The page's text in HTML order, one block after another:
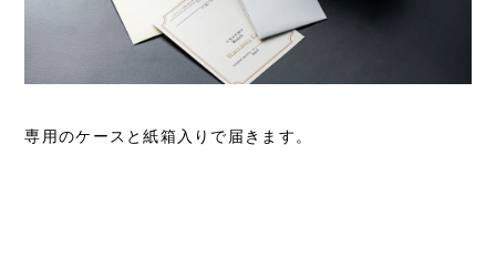
専用のケースと紙箱入りで届きます。